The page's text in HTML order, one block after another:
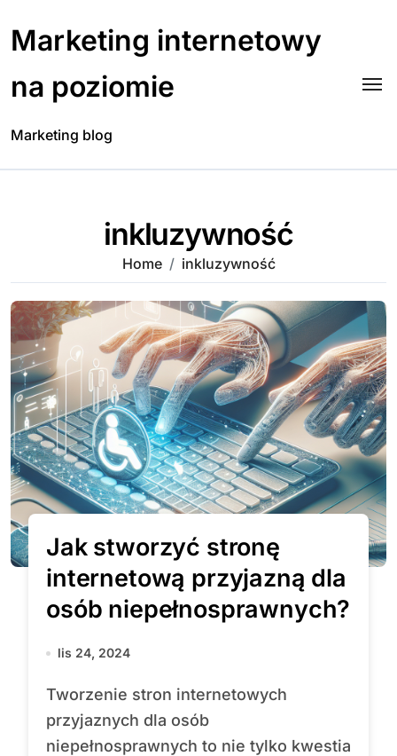
content
Marketing internetowy
na poziomie
Marketing blog
inkluzywność
Home inkluzywność
Jak stworzyć stronę
internetową przyjazną dla
osób niepełnosprawnych?
lis 24, 2024
Tworzenie stron internetowych
przyjaznych dla osób
niepełnosprawnych to nie tylko kwestia